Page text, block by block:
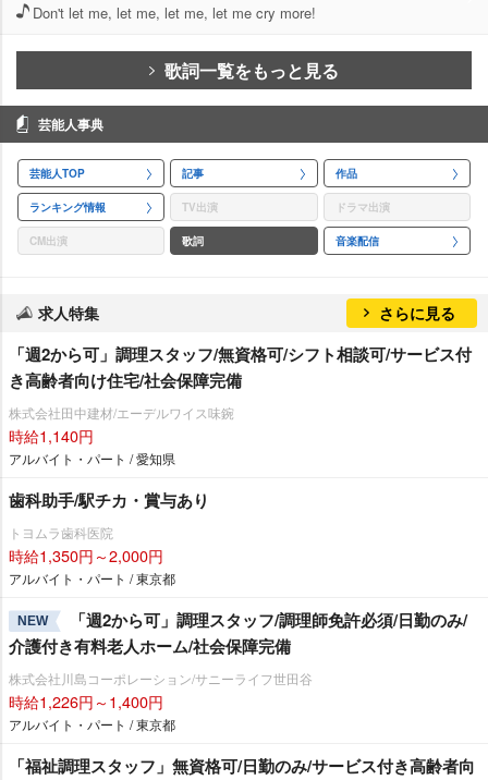
Don't let me, let me, let me, let me cry more!
歌詞一覧をもっと見る
芸能人事典
芸能人TOP 記事 作品
ランキング情報 TV出演 ドラマ出演
CM出演 歌詞 音楽配信
求人特集 さらに見る
「週2から可」調理スタッフ/無資格可/シフト相談可/サービス付
き高齢者向け住宅/社会保障完備
株式会社田中建材/エーデルワイス味鋺
時給1,140円
アルバイト・パート / 愛知県
歯科助手/駅チカ・賞与あり
トヨムラ歯科医院
時給1,350円～2,000円
アルバイト・パート / 東京都
NEW
「週2から可」調理スタッフ/調理師免許必須/日勤のみ/
介護付き有料老人ホーム/社会保障完備
株式会社川島コーポレーション/サニーライフ世田谷
時給1,226円～1,400円
アルバイト・パート / 東京都
「福祉調理スタッフ」無資格可/日勤のみ/サービス付き高齢者向